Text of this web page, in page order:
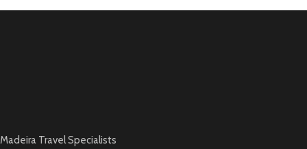
Madeira Travel Specialists